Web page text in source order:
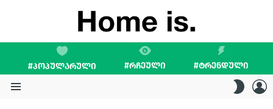
#ᲞᲝᲞᲣᲚᲐᲠᲣᲚᲘ #ᲠᲩᲔᲣᲚᲘ #ᲢᲠᲔᲜᲓᲣᲚᲘ
SKIN